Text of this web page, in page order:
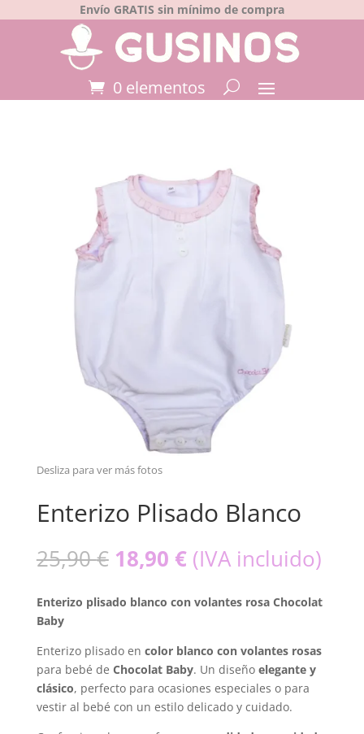
Envío GRATIS sin mínimo de compra
0 elementos
Enterizo Plisado Blanco
25,90€ El
precio
original
era:
18,90 €El
precio
actual
es:
(IVA incluido)
Enterizo plisado blanco con volantes rosa Chocolat
Baby
Enterizo plisado en color blanco con volantes rosas
para bebé de Chocolat Baby. Un diseño elegante y
clásico, perfecto para ocasiones especiales o para
vestir al bebé con un estilo delicado y cuidado.